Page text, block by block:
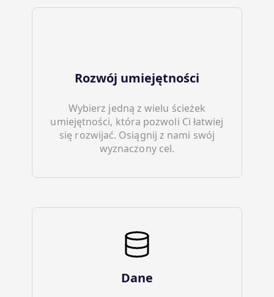
Rozwój umiejętności
Wybierz jedną z wielu ścieżek
umiejętności, która pozwoli Ci łatwiej
się rozwijać. Osiągnij z nami swój
wyznaczony cel.
Dane